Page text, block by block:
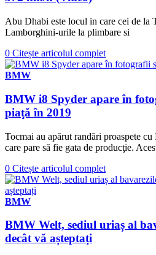
Abu Dhabi este locul in care cei de la
Lamborghini-urile la plimbare si
0 Citește articolul complet
BMW
BMW i8 Spyder apare în
piaţă în 2019
Tocmai au apărut randări proaspete
care pare să fie gata de producţie.
0 Citește articolul complet
BMW
BMW Welt, sediul uriaș al
decât vă așteptați